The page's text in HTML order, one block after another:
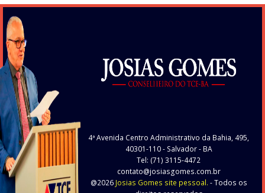
4ª Avenida Centro Administrativo da Bahia, 495,
40301-110- Salvador - BA
Tel: (71) 3115-4472
contato@josiasgomes.com.br
@2026 Josias Gomes site pessoal. - Todos os